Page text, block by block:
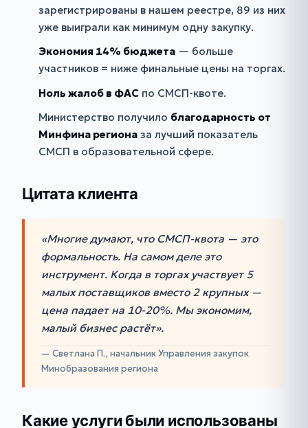
зарегистрированы в нашем реестре, 89 из них
уже выиграли как минимум одну закупку.
Экономия 14% бюджета — больше
участников = ниже финальные цены на торгах.
Ноль жалоб в ФАС по СМСП-квоте.
Министерство получило благодарность от
Минфина региона за лучший показатель
СМСП в образовательной сфере.
Цитата клиента
«Многие думают, что СМСП-квота — это
формальность. На самом деле это
инструмент. Когда в торгах участвует 5
малых поставщиков вместо 2 крупных —
цена падает на 10-20%. Мы экономим,
малый бизнес растёт».
— Светлана П., начальник Управления закупок
Минобразования региона
Какие услуги были использованы